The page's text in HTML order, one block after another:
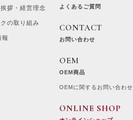
拶・経営理念
の取り組み
よくあるご質問
CONTACT
お問い合わせ
OEM
OEM商品
OEMに関するお問い合わせ
ONLINE SHOP